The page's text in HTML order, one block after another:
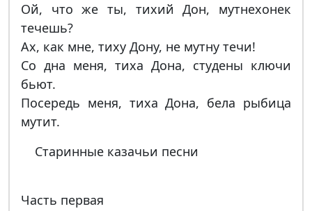
Ой, что же ты, тихий Дон, мутнехонек
течешь?
Ах, как мне, тиху Дону, не мутну течи!
Со дна меня, тиха Дона, студены ключи
бьют.
Посередь меня, тиха Дона, бела рыбица
мутит.
Старинные казачьи песни
Часть первая